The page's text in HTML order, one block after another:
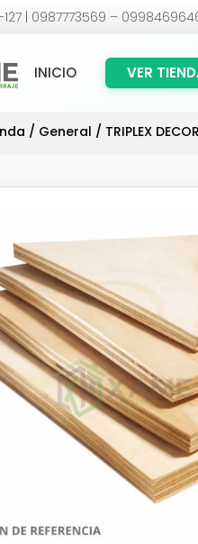
| 0987773569 –
INICIO VER
/ General / TRIPLEX